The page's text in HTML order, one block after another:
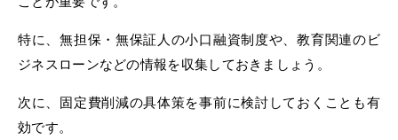
特に、無担保・無保証人の小口融資制度や、教育関連のビ
ジネスローンなどの情報を収集しておきましょう。
次に、固定費削減の具体策を事前に検討しておくことも有
効です。